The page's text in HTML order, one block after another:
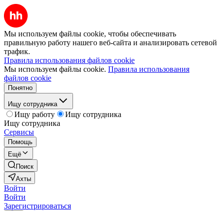
Мы используем файлы cookie, чтобы обеспечивать
правильную работу нашего веб-сайта и анализировать сетевой
трафик.
Правила использования файлов cookie
Мы используем файлы cookie. Правила использования
файлов cookie
Понятно
Ищу сотрудника
Ищу работу
Ищу сотрудника
Ищу сотрудника
Сервисы
Помощь
Ещё
Поиск
Ахты
Войти
Войти
Зарегистрироваться